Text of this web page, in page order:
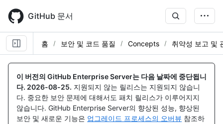
main
content
GitHub 문서
홈 보안 및 코드 품질 Concepts 취약성 보고 및
이 버전의 GitHub Enterprise Server는 다음 날짜에 중단됩니
다. 2026-08-25. 지원되지 않는 릴리스는 지원되지 않습니
다. 중요한 보안 문제에 대해서도 패치 릴리스가 이루어지지
않습니다. GitHub Enterprise Server의 향상된 성능, 향상된
보안 및 새로운 기능은 업그레이드 프로세스의 오버뷰 참조하